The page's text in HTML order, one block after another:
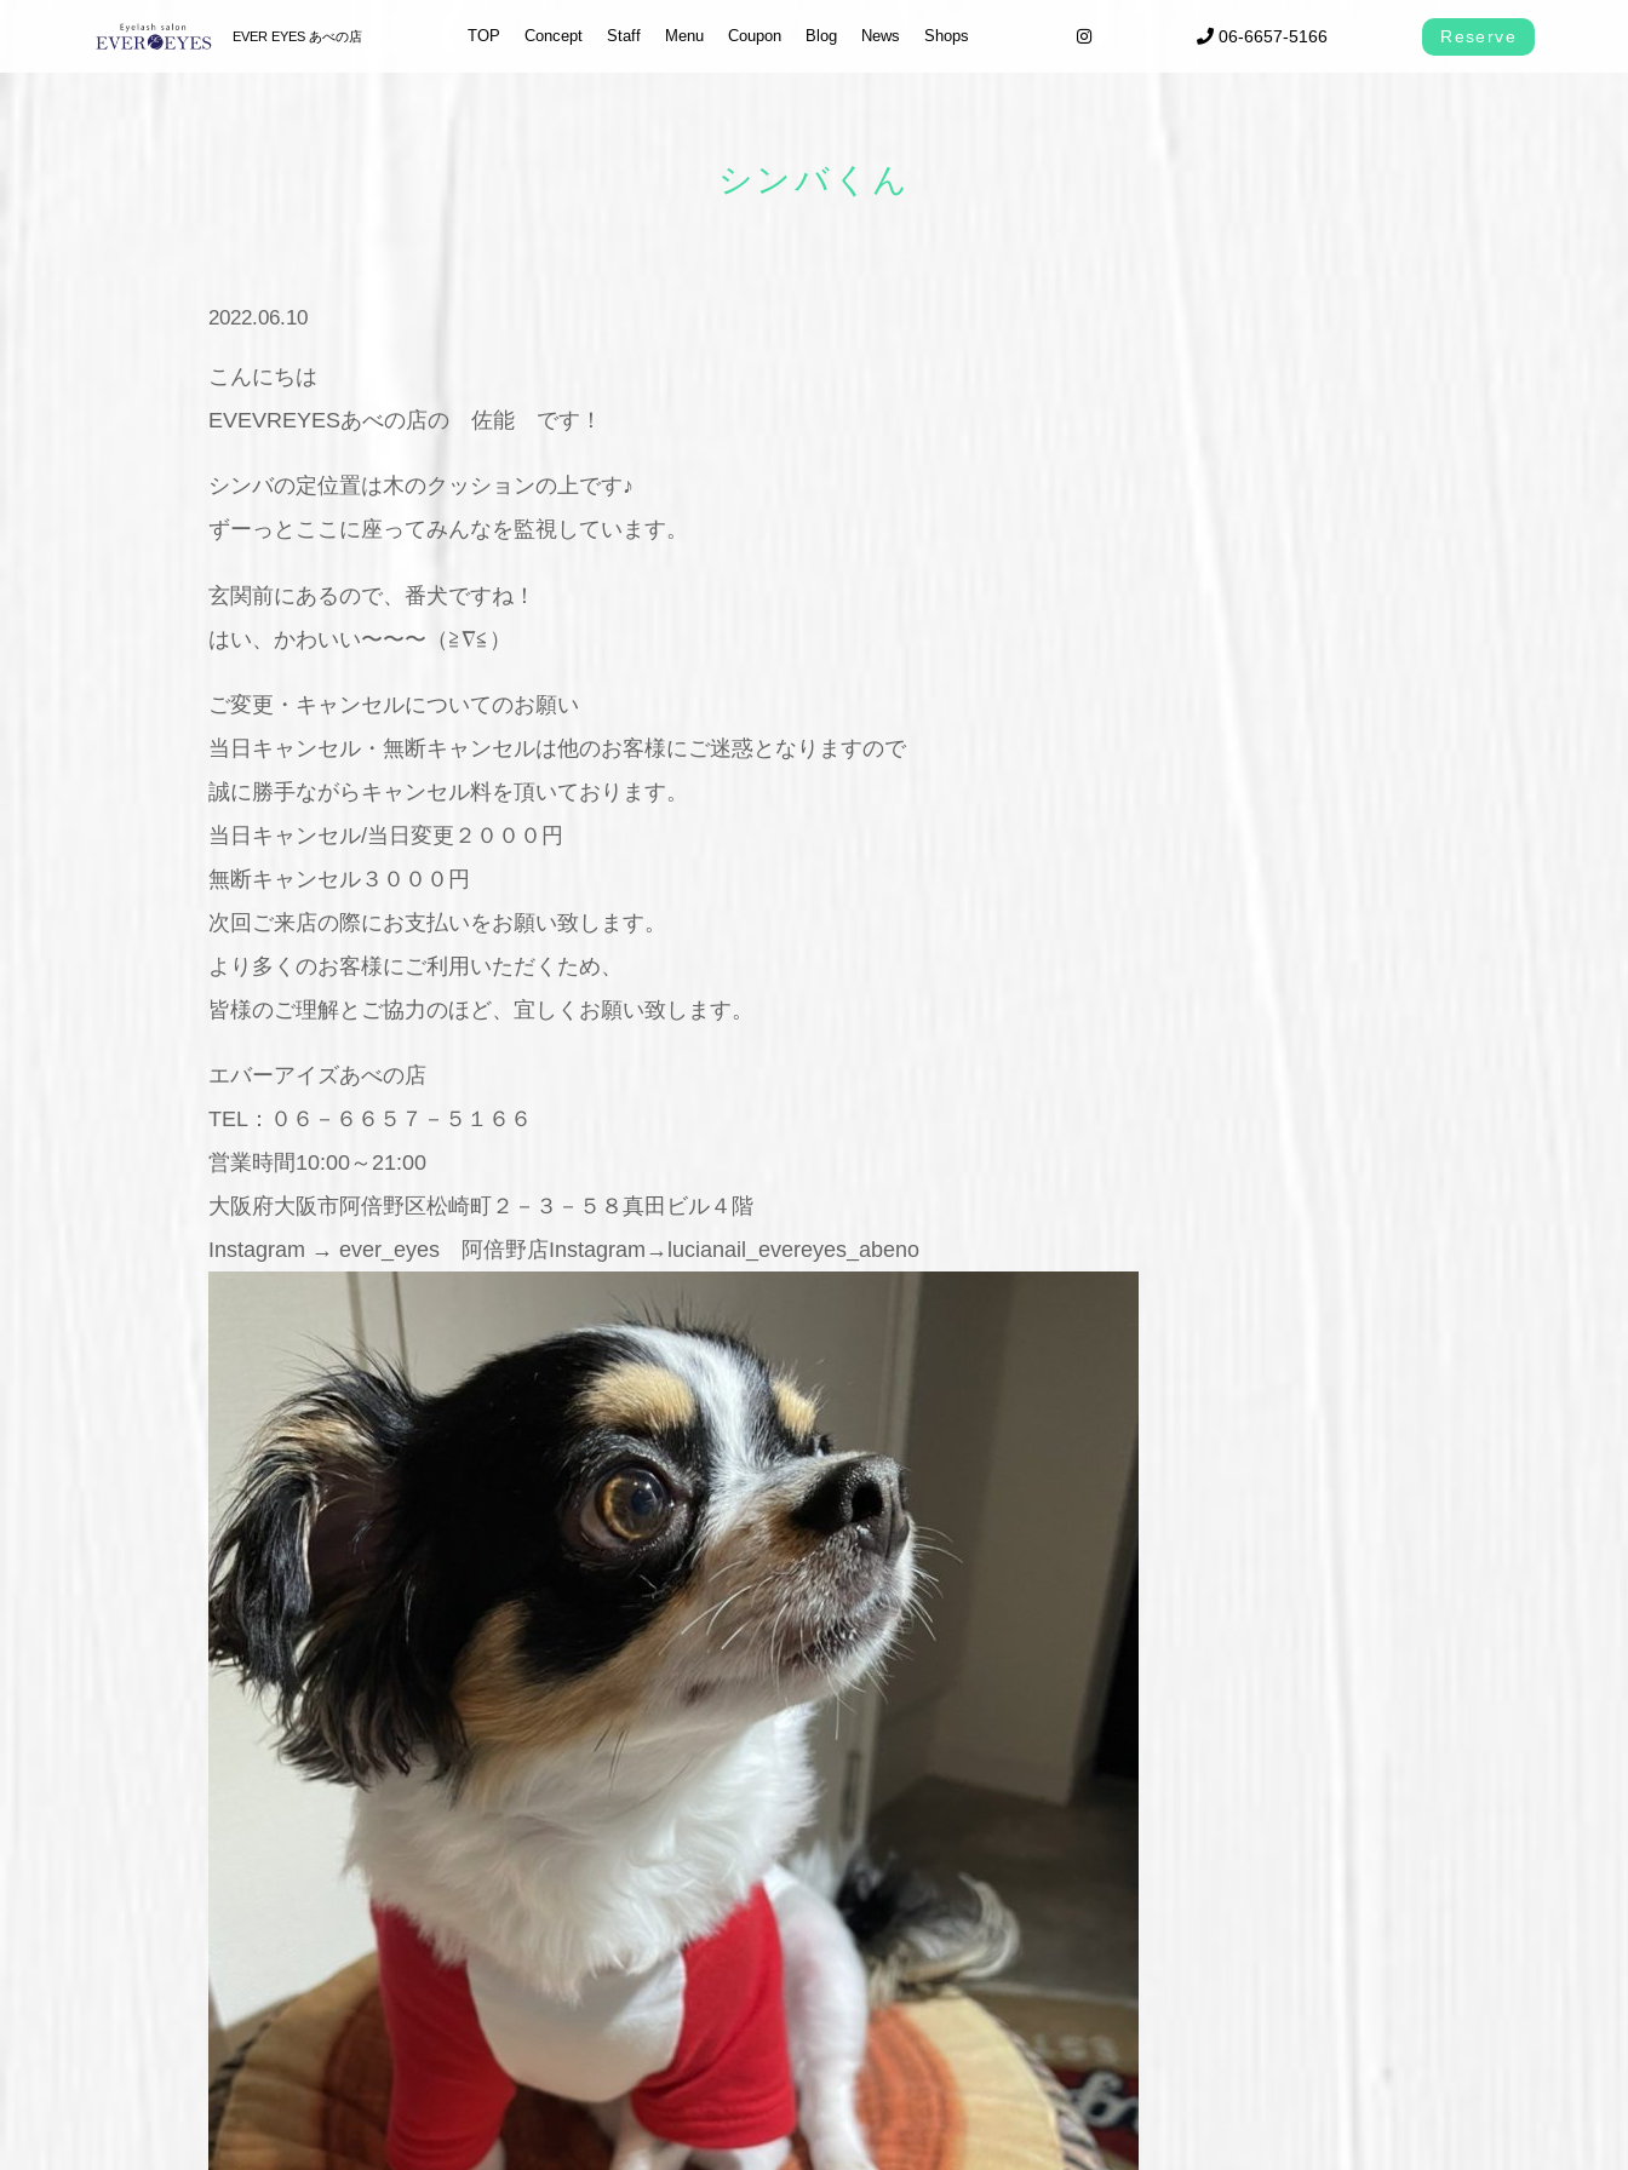
EVER EYES あべの店 TOP Concept Staff Menu Coupon Blog News Shops 06-6657-5166 Reserve
シンバくん
2022.06.10
こんにちは
EVEVREYESあべの店の 佐能 です！
シンバの定位置は木のクッションの上です♪
ずーっとここに座ってみんなを監視しています。
玄関前にあるので、番犬ですね！
はい、かわいい〜〜〜（≧∇≦）
ご変更・キャンセルについてのお願い
当日キャンセル・無断キャンセルは他のお客様にご迷惑となりますので
誠に勝手ながらキャンセル料を頂いております。
当日キャンセル/当日変更２０００円
無断キャンセル３０００円
次回ご来店の際にお支払いをお願い致します。
より多くのお客様にご利用いただくため、
皆様のご理解とご協力のほど、宜しくお願い致します。
エバーアイズあべの店
TEL：０６－６６５７－５１６６
営業時間10:00～21:00
大阪府大阪市阿倍野区松崎町２－３－５８真田ビル４階
Instagram → ever_eyes 阿倍野店Instagram→lucianail_evereyes_abeno